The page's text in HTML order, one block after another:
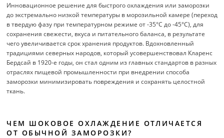
Инновационное решение для быстрого охлаждения или заморозки
до экстремально низкой температуры в морозильной камере (переход
в твердую фазу при температурном режиме от -35°C до -45°C), для
сохранения свежести, вкуса и питательного баланса, в результате
чего увеличивается срок хранения продуктов. Вдохновленный
традициями северных народов, который усовершенствовал Кларенс
Бердсай в 1920-е годы, он стал одним из главных стандартов в разных
отраслях пищевой промышленности при внедрении способа
заморозки минимизировать повреждения и сохранять целостной
ткань.
ЧЕМ ШОКОВОЕ ОХЛАЖДЕНИЕ ОТЛИЧАЕТСЯ
ОТ ОБЫЧНОЙ ЗАМОРОЗКИ?